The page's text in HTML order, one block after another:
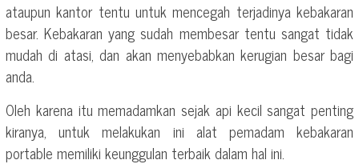
ataupun kantor tentu untuk mencegah terjadinya kebakaran
besar. Kebakaran yang sudah membesar tentu sangat tidak
mudah di atasi, dan akan menyebabkan kerugian besar bagi
anda.
Oleh karena itu memadamkan sejak api kecil sangat penting
kiranya, untuk melakukan ini alat pemadam kebakaran
portable memiliki keunggulan terbaik dalam hal ini.